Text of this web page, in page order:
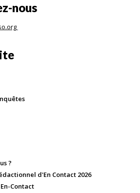
nous
?
d'En Contact 2026
Contact